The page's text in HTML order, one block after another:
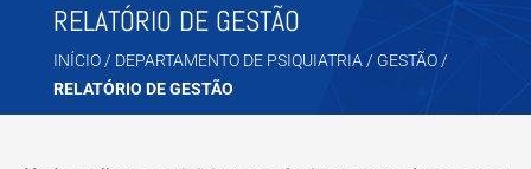
RELATÓRIO DE GESTÃO
INÍCIO / DEPARTAMENTO DE PSIQUIATRIA / GESTÃO /
RELATÓRIO DE GESTÃO